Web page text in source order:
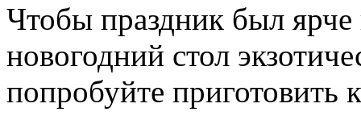
Чтобы праздник был ярче
новогодний стол
попробуйте приготовить